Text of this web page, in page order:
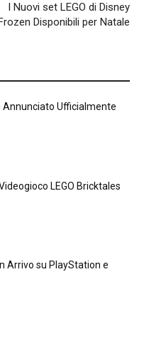
I Nuovi set LEGO di Disney
Disponibili per Natale
Annunciato Ufficialmente
LEGO Bricktales
Arrivo su PlayStation e